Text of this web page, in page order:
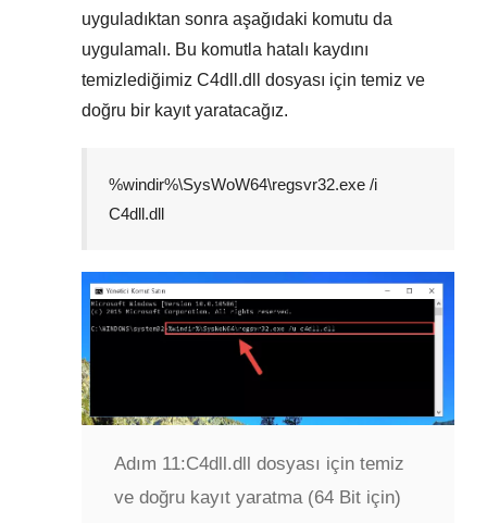
uyguladıktan sonra aşağıdaki komutu da
uygulamalı. Bu komutla hatalı kaydını
temizlediğimiz C4dll.dll
dosyası için temiz ve
doğru bir kayıt yaratacağız.
%windir%\SysWoW64\regsvr32.exe /i
C4dll.dll
Adım 11:C4dll.dll dosyası için temiz
ve doğru kayıt yaratma (64 Bit için)